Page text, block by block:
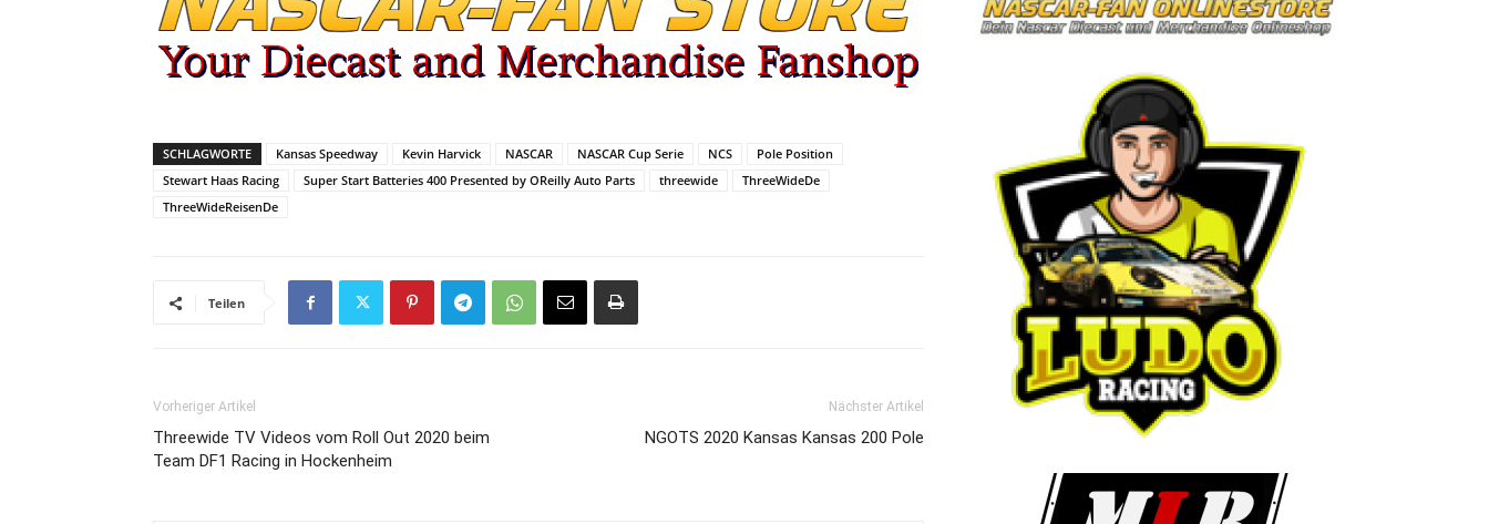
SCHLAGWORTE Kansas Speedway Kevin Harvick NASCAR NASCAR Cup Serie NCS
Pole Position
Stewart Haas Racing
Super Start Batteries 400 Presented by OReilly Auto Parts threewide
ThreeWideDe
ThreeWideReisenDe
Teilen
Vorheriger Artikel
Threewide TV Videos vom Roll Out 2020 beim
Team DF1 Racing in Hockenheim
Nächster Artikel
NGOTS 2020 Kansas Kansas 200 Pole